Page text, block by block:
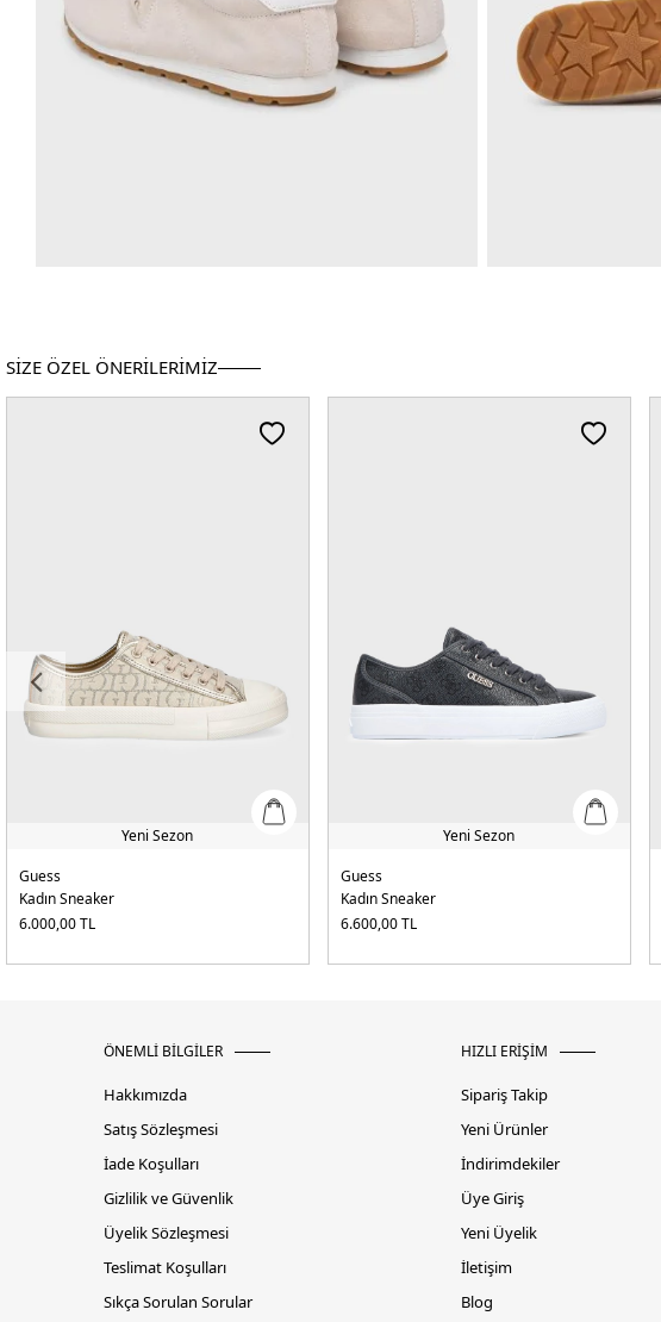
SİZE ÖZEL ÖNERİLERİMİZ
Yeni Sezon
Guess
Kadın Sneaker
6.000,00TL
Yeni Sezon
Guess
Kadın Sneaker
6.600,00TL
ÖNEMLİ BİLGİLER
Hakkımızda
Satış Sözleşmesi
İade Koşulları
Gizlilik ve Güvenlik
Üyelik Sözleşmesi
Teslimat Koşulları
Sıkça Sorulan Sorular
HIZLI ERİŞİM
Sipariş Takip
Yeni Ürünler
İndirimdekiler
Üye Giriş
Yeni Üyelik
İletişim
Blog